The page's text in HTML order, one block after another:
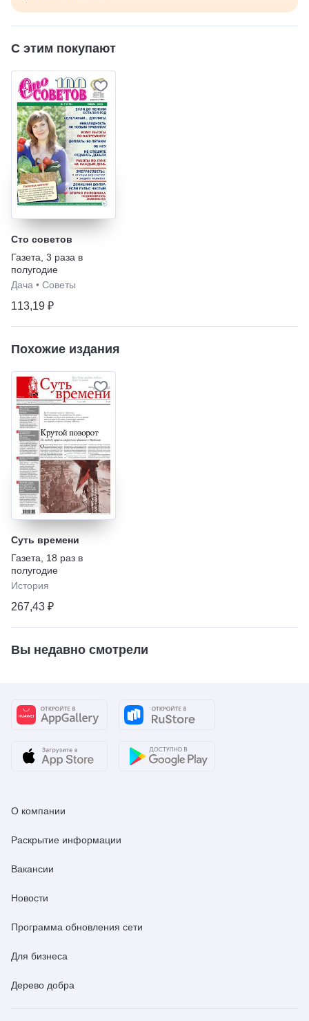
С этим покупают
Сто советов
Газета 3 раза в
полугодие
Дача • Советы
113,19 ₽
Похожие издания
Суть времени
Газета
18 раз в
полугодие
История
267,43 ₽
Вы недавно смотрели
О компании
Раскрытие информации
Вакансии
Новости
Программа обновления сети
Для бизнеса
Дерево добра